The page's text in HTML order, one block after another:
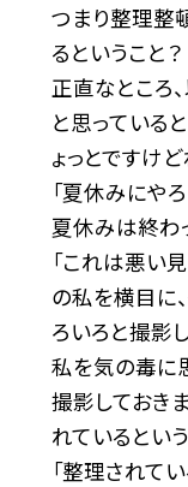
つまり整理整
るということ？
正直なところ
と思っている
ょっとですけど
「夏休みにや
夏休みは終わ
「これは悪い
の私を横目に
ろいろと撮影
私を気の毒に
撮影しておき
れているとい
「整理されて